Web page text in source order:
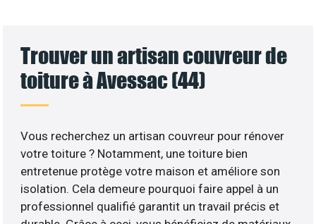
Trouver un artisan couvreur de
toiture à Avessac (44)
Vous recherchez un artisan couvreur pour rénover
votre toiture ? Notamment, une toiture bien
entretenue protège votre maison et améliore son
isolation. Cela demeure pourquoi faire appel à un
professionnel qualifié garantit un travail précis et